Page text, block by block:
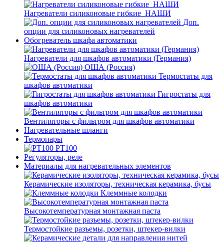
Нагреватели силиконовые гибкие_НАШИ
Доп.
опции для силиконовых нагревателей
Обогреватель шкафа автоматики
Нагреватели для шкафов автоматики (Германия)
ОША (Россия)
Термостаты для
шкафов автоматики
Гигростаты для
шкафов автоматики
Вентиляторы с фильтром для шкафов автоматики
Нагревательные шланги
Термопары
PT100
Регуляторы, реле
Материалы для нагревательных элементов
Керамические изоляторы, техническая керамика, бусы
Клеммные колодки
Высокотемпературная монтажная паста
Термостойкие разъемы, розетки, штекер-вилки